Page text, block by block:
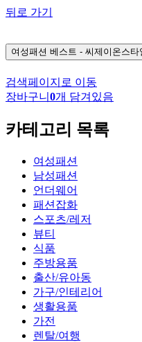
뒤로 가기
여성패션 베스트 - 씨제이온스타
검색페이지로 이동
장바구니 0개 담겨있음
카테고리 목록
여성패션
남성패션
언더웨어
패션잡화
스포츠/레저
뷰티
식품
주방용품
출산/유아동
가구/인테리어
생활용품
가전
렌탈/여행